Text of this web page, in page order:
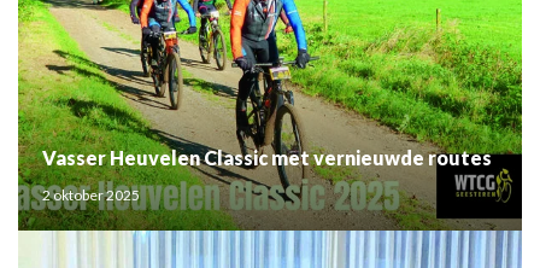
Vasser Heuvelen Classic met vernieuwde routes
2 oktober 2025